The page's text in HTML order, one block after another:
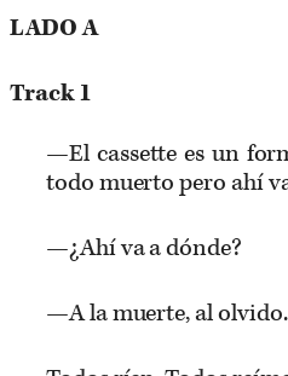
LADO A
Track 1
—El cassette es un
todo muerto pero ahí
—¿Ahí va a dónde?
—A la muerte, al olvido.